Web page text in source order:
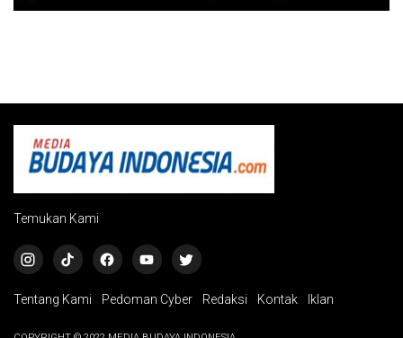
Temukan Kami
Tentang Kami Pedoman Cyber Redaksi Kontak Iklan